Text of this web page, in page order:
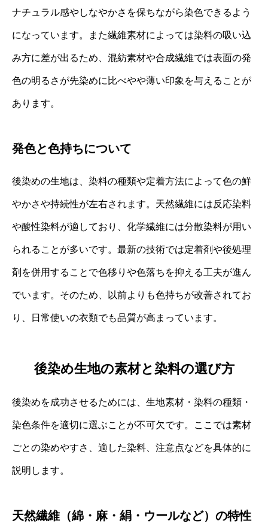
ナチュラル感やしなやかさを保ちながら染色できるよう
になっています。また繊維素材によっては染料の吸い込
み方に差が出るため、混紡素材や合成繊維では表面の発
色の明るさが先染めに比べやや薄い印象を与えることが
あります。
発色と色持ちについて
後染めの生地は、染料の種類や定着方法によって色の鮮
やかさや持続性が左右されます。天然繊維には反応染料
や酸性染料が適しており、化学繊維には分散染料が用い
られることが多いです。最新の技術では定着剤や後処理
剤を併用することで色移りや色落ちを抑える工夫が進ん
でいます。そのため、以前よりも色持ちが改善されてお
り、日常使いの衣類でも品質が高まっています。
後染め生地の素材と染料の選び方
後染めを成功させるためには、生地素材・染料の種類・
染色条件を適切に選ぶことが不可欠です。ここでは素材
ごとの染めやすさ、適した染料、注意点などを具体的に
説明します。
天然繊維（綿・麻・絹・ウールなど）の特性